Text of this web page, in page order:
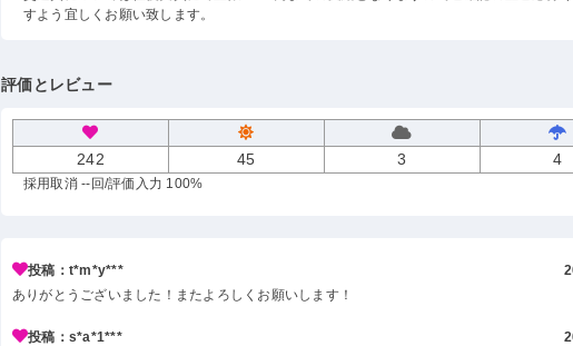
すよう宜しくお願い致します。
評価とレビュー
242 45 3 4
採用取消 --回/評価入力 100%
投稿：t*m*y***
ありがとうございました！またよろしくお願いします！
投稿：s*a*1***